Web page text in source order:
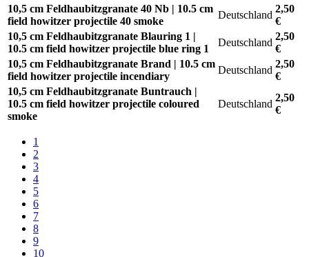
10,5 cm Feldhaubitzgranate 40 Nb | 10.5 cm
field howitzer projectile 40 smoke
Deutschland
2,50
€
10,5 cm Feldhaubitzgranate Blauring 1 |
10.5 cm field howitzer projectile blue ring 1
Deutschland
2,50
€
10,5 cm Feldhaubitzgranate Brand | 10.5 cm
field howitzer projectile incendiary
Deutschland
2,50
€
10,5 cm Feldhaubitzgranate Buntrauch |
10.5 cm field howitzer projectile coloured
smoke
Deutschland
2,50
€
1
2
3
4
5
6
7
8
9
10